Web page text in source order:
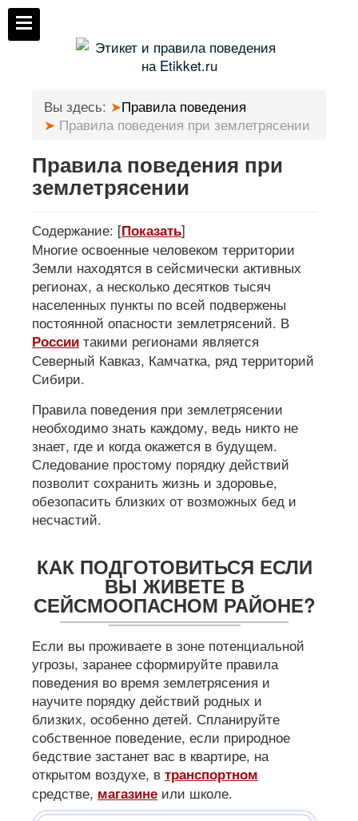
Вы здесь:
Правила поведения
Правила поведения при землетрясении
Правила поведения при
землетрясении
Содержание: [Показать]
Многие освоенные человеком территории
Земли находятся в сейсмически активных
регионах, а несколько десятков тысяч
населенных пункты по всей подвержены
постоянной опасности землетрясений. В
России такими регионами является
Северный Кавказ, Камчатка, ряд территорий
Сибири.
Правила поведения при землетрясении
необходимо знать каждому, ведь никто не
знает, где и когда окажется в будущем.
Следование простому порядку действий
позволит сохранить жизнь и здоровье,
обезопасить близких от возможных бед и
несчастий.
КАК ПОДГОТОВИТЬСЯ ЕСЛИ
ВЫ ЖИВЕТЕ В
СЕЙСМООПАСНОМ РАЙОНЕ?
Если вы проживаете в зоне потенциальной
угрозы, заранее сформируйте правила
поведения во время землетрясения и
научите порядку действий родных и
близких, особенно детей. Спланируйте
собственное поведение, если природное
бедствие застанет вас в квартире, на
открытом воздухе, в транспортном
средстве, магазине или школе.